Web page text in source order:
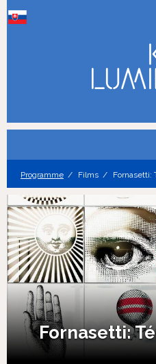
Programme Films Fornasetti:
Fornasetti: